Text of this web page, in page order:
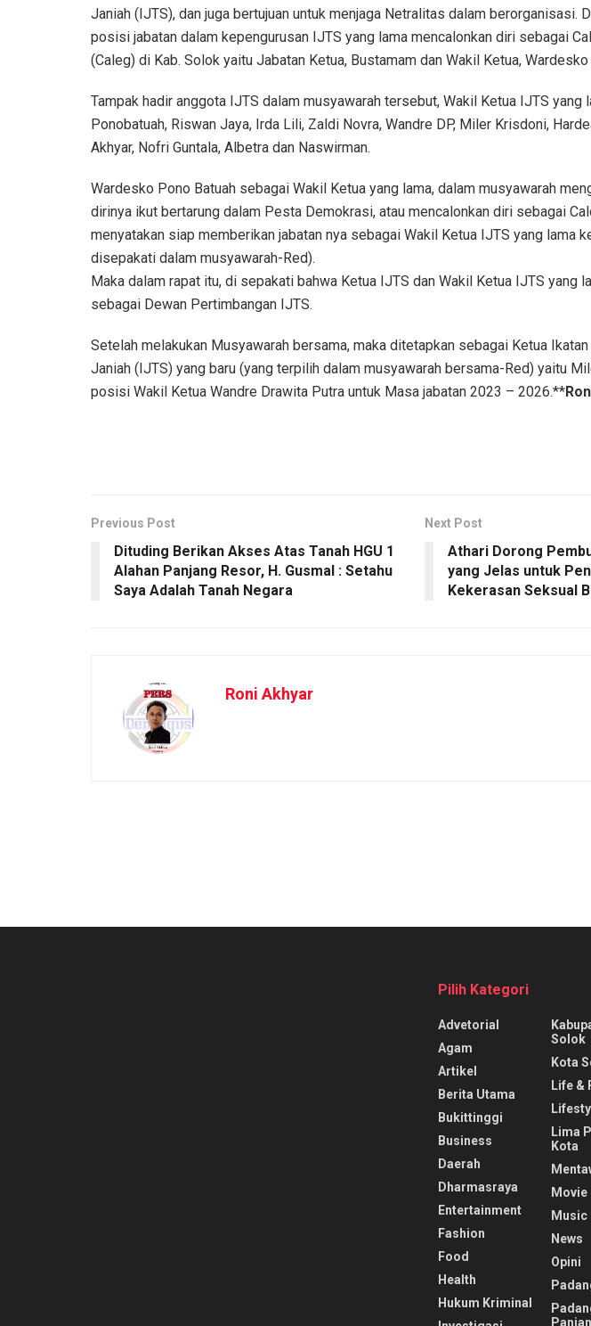
Janiah (IJTS), dan juga bertujuan untuk menjaga Netralitas dalam berorganisasi.
posisi jabatan dalam kepengurusan IJTS yang lama mencalonkan diri sebagai
(Caleg) di Kab. Solok yaitu Jabatan Ketua, Bustamam dan Wakil Ketua,
Tampak hadir anggota IJTS dalam musyawarah tersebut, Wakil Ketua IJTS yang
Ponobatuah, Riswan Jaya, Irda Lili, Zaldi Novra, Wandre DP, Miler Krisdoni,
Akhyar, Nofri Guntala, Albetra dan Naswirman.
Wardesko Pono Batuah sebagai Wakil Ketua yang lama, dalam musyawarah
dirinya ikut bertarung dalam Pesta Demokrasi, atau mencalonkan diri sebagai
menyatakan siap memberikan jabatan nya sebagai Wakil Ketua IJTS yang lama
disepakati dalam musyawarah-Red).
Maka dalam rapat itu, di sepakati bahwa Ketua IJTS dan Wakil Ketua IJTS yang
sebagai Dewan Pertimbangan IJTS.
Setelah melakukan Musyawarah bersama, maka ditetapkan sebagai Ketua
Janiah (IJTS) yang baru (yang terpilih dalam musyawarah bersama-Red) yaitu
posisi Wakil Ketua Wandre Drawita Putra untuk Masa jabatan 2023 – 2026.**
Previous Post
Dituding Berikan Akses Atas Tanah HGU 1
Alahan Panjang Resor, H. Gusmal : Setahu
Saya Adalah Tanah Negara
Next Post
Athari Dorong
yang Jelas untuk
Kekerasan Seksual
Roni Akhyar
Pilih Kategori
Advetorial
Agam
Artikel
Berita Utama
Bukittinggi
Business
Daerah
Dharmasraya
Entertainment
Fashion
Food
Health
Hukum Kriminal
Solok
Kota
Life &
Lima
Kota
Movie
Music
News
Opini